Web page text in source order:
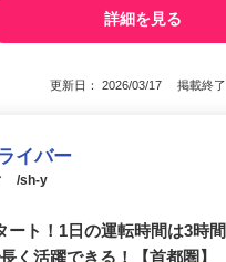
詳細を見る
更新日： 2026/03/17 掲載終了
イバー
/sh-y
ート！1日の運転時間は3時
く活躍できる！【首都圏】